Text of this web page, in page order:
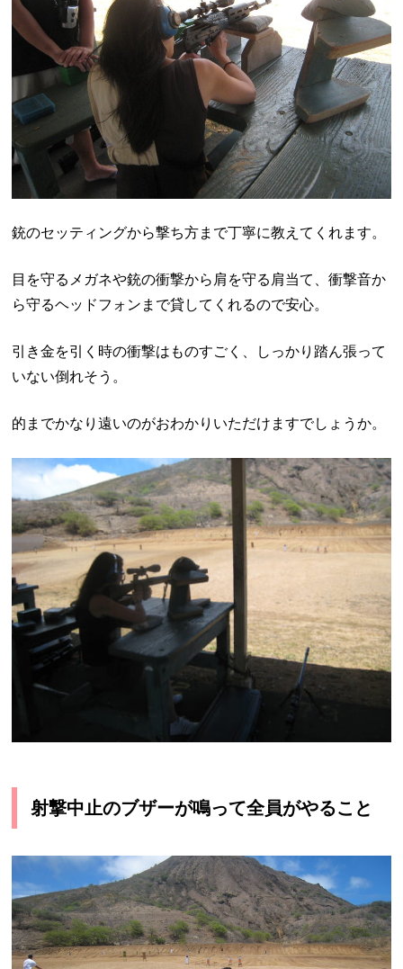
銃のセッティングから撃ち方まで丁寧に教えてくれます。
目を守るメガネや銃の衝撃から肩を守る肩当て、衝撃音か
ら守るヘッドフォンまで貸してくれるので安心。
引き金を引く時の衝撃はものすごく、しっかり踏ん張って
いない倒れそう。
的までかなり遠いのがおわかりいただけますでしょうか。
射撃中止のブザーが鳴って全員がやること